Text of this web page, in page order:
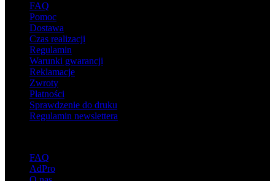
FAQ
Pomoc
Dostawa
Czas realizacji
Regulamin
Warunki gwarancji
Reklamacje
Zwroty
Płatności
Sprawdzenie do druku
Regulamin newslettera
FAQ
AdPro